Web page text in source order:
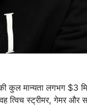
कुल मान्यता लगभग $3
त्विच स्ट्रीमर, गेमर और